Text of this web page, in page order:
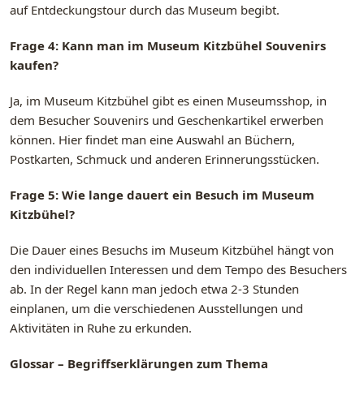
auf Entdeckungstour durch das Museum begibt.
Frage 4: Kann man im Museum Kitzbühel Souvenirs
kaufen?
Ja, im Museum Kitzbühel gibt es einen Museumsshop, in
dem Besucher Souvenirs und Geschenkartikel erwerben
können. Hier findet man eine Auswahl an Büchern,
Postkarten, Schmuck und anderen Erinnerungsstücken.
Frage 5: Wie lange dauert ein Besuch im Museum
Kitzbühel?
Die Dauer eines Besuchs im Museum Kitzbühel hängt von
den individuellen Interessen und dem Tempo des Besuchers
ab. In der Regel kann man jedoch etwa 2-3 Stunden
einplanen, um die verschiedenen Ausstellungen und
Aktivitäten in Ruhe zu erkunden.
Glossar – Begriffserklärungen zum Thema